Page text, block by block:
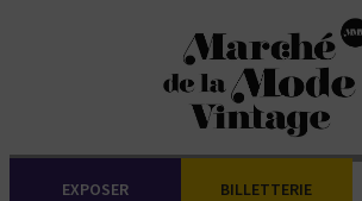
EXPOSER BILLETTERIE